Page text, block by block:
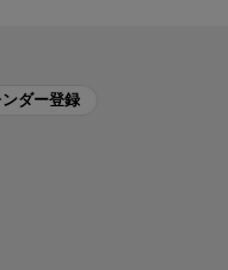
ンダー登録